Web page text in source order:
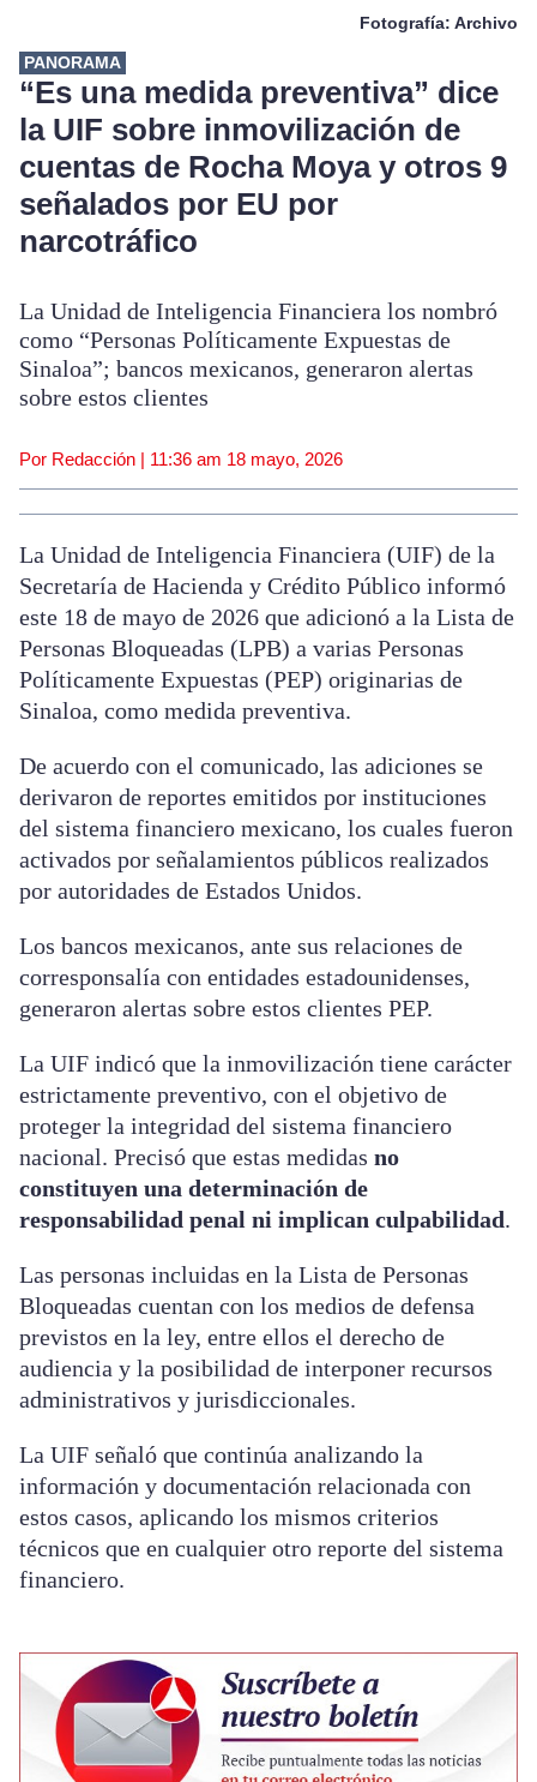
Fotografía: Archivo
PANORAMA
“Es una medida preventiva” dice
la UIF sobre inmovilización de
cuentas de Rocha Moya y otros 9
señalados por EU por
narcotráfico
La Unidad de Inteligencia Financiera los nombró
como “Personas Políticamente Expuestas de
Sinaloa”; bancos mexicanos, generaron alertas
sobre estos clientes
Por Redacción | 11:36 am 18 mayo, 2026
La Unidad de Inteligencia Financiera (UIF) de la
Secretaría de Hacienda y Crédito Público informó
este 18 de mayo de 2026 que adicionó a la Lista de
Personas Bloqueadas (LPB) a varias Personas
Políticamente Expuestas (PEP) originarias de
Sinaloa, como medida preventiva.
De acuerdo con el comunicado, las adiciones se
derivaron de reportes emitidos por instituciones
del sistema financiero mexicano, los cuales fueron
activados por señalamientos públicos realizados
por autoridades de Estados Unidos.
Los bancos mexicanos, ante sus relaciones de
corresponsalía con entidades estadounidenses,
generaron alertas sobre estos clientes PEP.
La UIF indicó que la inmovilización tiene carácter
estrictamente preventivo, con el objetivo de
proteger la integridad del sistema financiero
nacional. Precisó que estas medidas no
constituyen una determinación de
responsabilidad penal ni implican culpabilidad.
Las personas incluidas en la Lista de Personas
Bloqueadas cuentan con los medios de defensa
previstos en la ley, entre ellos el derecho de
audiencia y la posibilidad de interponer recursos
administrativos y jurisdiccionales.
La UIF señaló que continúa analizando la
información y documentación relacionada con
estos casos, aplicando los mismos criterios
técnicos que en cualquier otro reporte del sistema
financiero.